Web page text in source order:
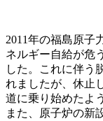
2011年の福島原子
ネルギー自給が危
した。これに伴う
れましたが、休止
道に乗り始めたよ
また、原子炉の新